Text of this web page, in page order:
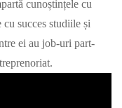
cunoștințele cu
succes studiile și
ei au job-uri part-